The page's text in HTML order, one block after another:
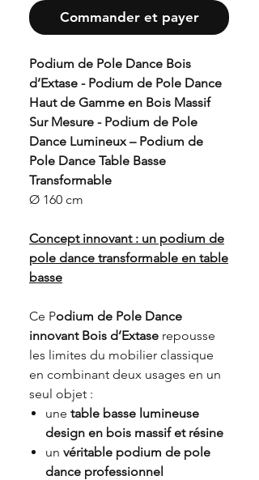
Commander et payer
Podium de Pole Dance Bois
d’Extase - Podium de Pole Dance
Haut de Gamme en Bois Massif
Sur Mesure - Podium de Pole
Dance Lumineux – Podium de
Pole Dance Table Basse
Transformable
Ø 160 cm
Concept innovant : un podium de
pole dance transformable en table
basse
Ce Podium de Pole Dance
innovant Bois d’Extase repousse
les limites du mobilier classique
en combinant deux usages en un
seul objet :
une table basse lumineuse
design en bois massif et résine
un véritable podium de pole
dance professionnel